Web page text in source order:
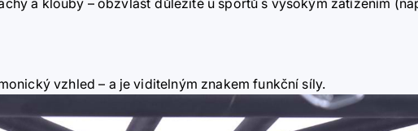
a klouby –obzvlášť důležité u sportů s vysokým zatížením
vzhled– a je viditelným znakem funkční síly.